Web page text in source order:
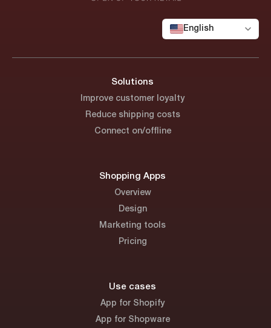
English
Solutions
Improve customer loyalty
Reduce shipping costs
Connect on/offline
Shopping Apps
Overview
Design
Marketing tools
Pricing
Use cases
App for Shopify
App for Shopware